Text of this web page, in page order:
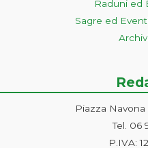
Raduni ed
Sagre ed
Piazza Navona
Tel. 06
P.IVA: